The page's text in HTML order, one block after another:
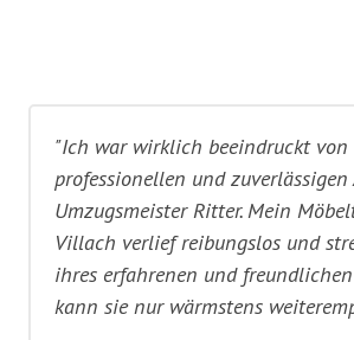
"Ich war wirklich beeindruckt von
professionellen und
Umzugsmeister Ritter. Mein
Villach verlief reibungslos und
ihres erfahrenen und freundlichen
kann sie nur wärmstens